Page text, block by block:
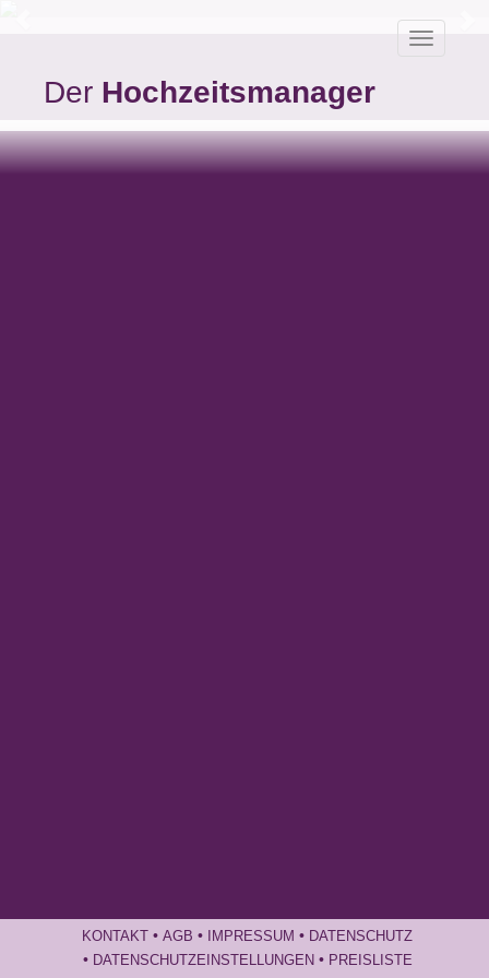
Toggle
Der Hochzeitsmanager
Besondere Attraktionen
KONTAKT • AGB • IMPRESSUM • DATENSCHUTZ
• DATENSCHUTZEINSTELLUNGEN • PREISLISTE